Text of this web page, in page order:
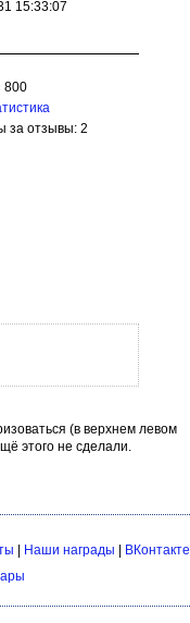
15:33:07
800
за отзывы: 2
(в верхнем левом
этого не сделали.
Наши награды
ВКонтакте